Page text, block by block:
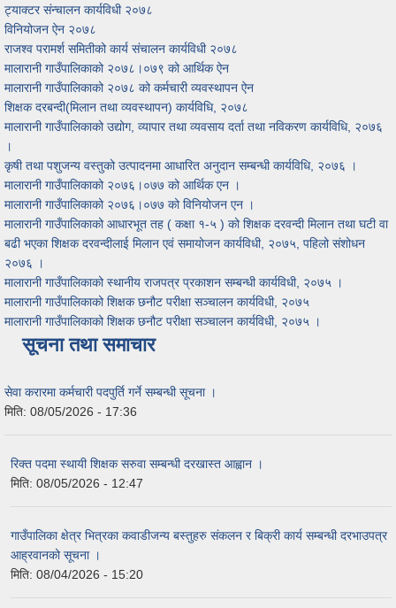
ट्याक्टर संन्चालन कार्यविधी २०७८
विनियोजन ऐन २०७८
राजश्व परामर्श समितीको कार्य स‌ंचालन कार्यविधी २०७८
मालारानी गाउँपालिकाको २०७८।०७९ को आर्थिक ऐन
मालारानी गाउँपालिकाको २०७८ को कर्मचारी व्यवस्थापन ऐन
शिक्षक दरबन्दी(मिलान तथा व्यवस्थापन) कार्यविधि, २०७८
मालारानी गाउँपालिकाको उद्योग, व्यापार तथा व्यवसाय दर्ता तथा नविकरण कार्यविधि, २०७६
।
कृषी तथा पशुजन्य वस्तुको उत्पादनमा आधारित अनुदान सम्बन्धी कार्यविधि, २०७६ ।
मालारानी गाउँपालिकाको २०७६।०७७ को आर्थिक एन ।
मालारानी गाउँपालिकाको २०७६।०७७ को विनियोजन एन ।
मालारानी गाउँपालिकाको आधारभूत तह ( कक्षा १-५ ) को शिक्षक दरवन्दी मिलान तथा घटी वा
बढी भएका शिक्षक दरवन्दीलाई मिलान एवं समायोजन कार्यविधी, २०७५, पहिलो संशोधन
२०७६ ।
मालारानी गाउँपालिकाको स्थानीय राजपत्र प्रकाशन सम्बन्धी कार्यविधी, २०७५ ।
मालारानी गाउँपालिकाको शिक्षक छनौट परीक्षा सञ्चालन कार्यविधी, २०७५
मालारानी गाउँपालिकाको शिक्षक छनौट परीक्षा सञ्चालन कार्यविधी, २०७५ ।
सूचना तथा समाचार
सेवा करारमा कर्मचारी पदपुर्ति गर्ने सम्बन्धी सूचना ।
मिति: 08/05/2026 - 17:36
रिक्त पदमा स्थायी शिक्षक सरुवा सम्बन्धी दरखास्त आह्वान ।
मिति: 08/05/2026 - 12:47
गाउँपालिका क्षेत्र भित्रका कवाडीजन्य बस्तुहरु संकलन र बिक्री कार्य सम्बन्धी दरभाउपत्र
आह्रवानको सूचना ।
मिति: 08/04/2026 - 15:20